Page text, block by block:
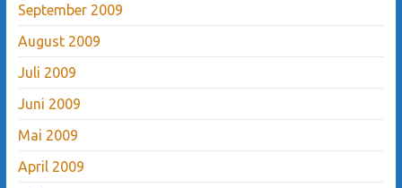
September 2009
August 2009
Juli 2009
Juni 2009
Mai 2009
April 2009